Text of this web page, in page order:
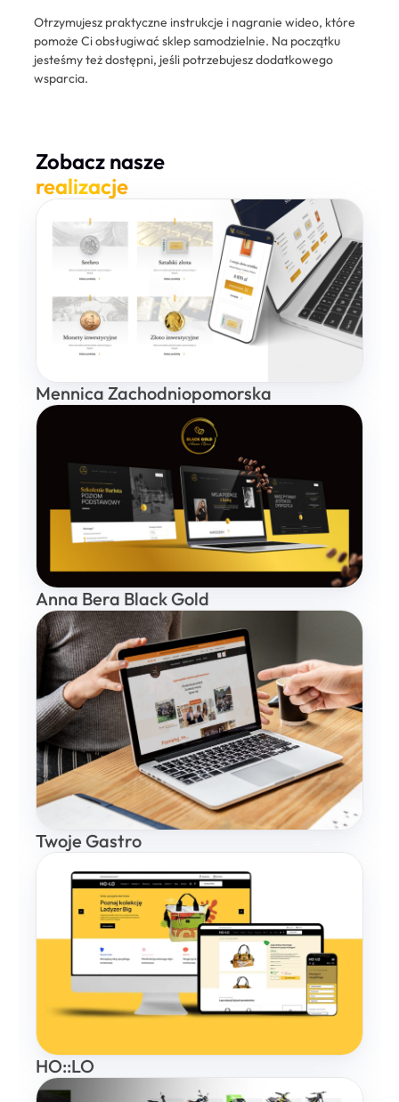
Otrzymujesz praktyczne instrukcje i nagranie wideo, które
pomoże Ci obsługiwać sklep samodzielnie. Na początku
jesteśmy też dostępni, jeśli potrzebujesz dodatkowego
wsparcia.
Zobacz nasze
realizacje
Mennica Zachodniopomorska
Anna Bera Black Gold
Twoje Gastro
HO::LO